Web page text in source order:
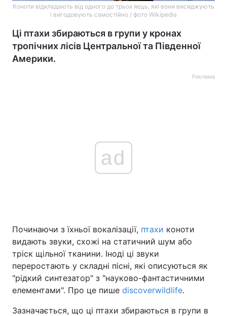
Коноти відкладають від одного до трьох яєць, які вони висиджують
і вигодовують самостійно / фото Wikipedia
Ці птахи збираються в групи у кронах
тропічних лісів Центральної та Південної
Америки.
Реклама
ad
Починаючи з їхньої вокалізації, птахи коноти
видають звуки, схожі на статичний шум або
тріск щільної тканини. Іноді ці звуки
переростають у складні пісні, які описуються як
"рідкий синтезатор" з "науково-фантастичними
елементами". Про це пише discoverwildlife.
Зазначається, що ці птахи збираються в групи в